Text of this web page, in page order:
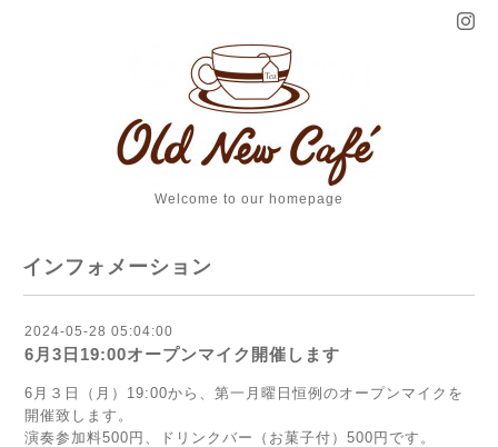
Welcome to our homepage
インフォメーション
2024-05-28 05:04:00
6月3日19:00オープンマイク開催します
6月３日（月）19:00から、第一月曜日恒例のオープンマイクを
開催致します。
演奏参加料500円、ドリンクバー（お菓子付）500円です。